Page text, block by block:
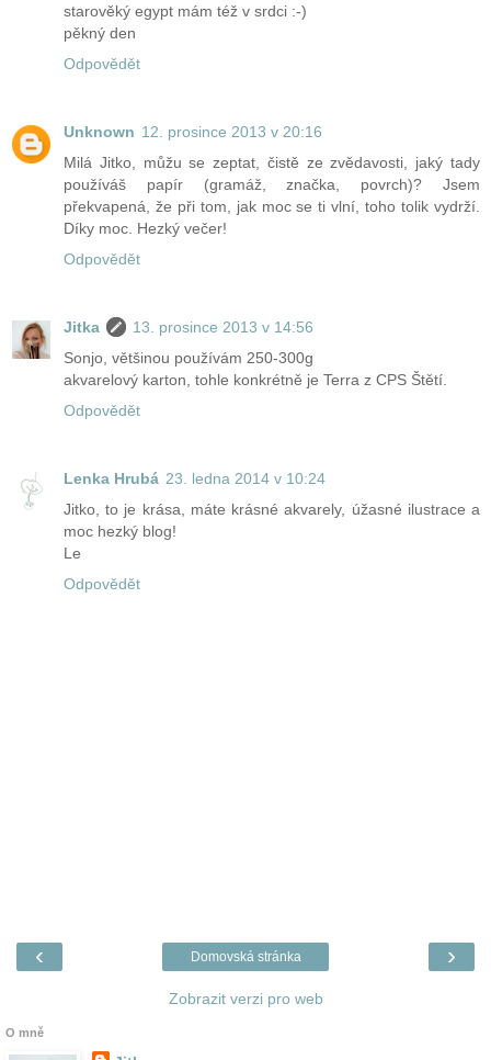
starověký egypt mám též v srdci :-)
pěkný den
Odpovědět
Unknown 12. prosince 2013 v 20:16
Milá Jitko, můžu se zeptat, čistě ze zvědavosti, jaký tady
používáš papír (gramáž, značka, povrch)? Jsem
překvapená, že při tom, jak moc se ti vlní, toho tolik vydrží.
Díky moc. Hezký večer!
Odpovědět
Jitka
13. prosince 2013 v 14:56
Sonjo, většinou používám 250-300g
akvarelový karton, tohle konkrétně je Terra z CPS Štětí.
Odpovědět
Lenka Hrubá 23. ledna 2014 v 10:24
Jitko, to je krása, máte krásné akvarely, úžasné ilustrace a
moc hezký blog!
Le
Odpovědět
‹ ›
Domovská stránka
Zobrazit verzi pro web
O mně